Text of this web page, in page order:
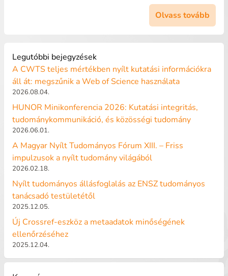
Olvass tovább
Legutóbbi bejegyzések
A CWTS teljes mértékben nyílt kutatási információkra
áll át: megszűnik a Web of Science használata
2026.08.04.
HUNOR Minikonferencia 2026: Kutatási integritás,
tudománykommunikáció, és közösségi tudomány
2026.06.01.
A Magyar Nyílt Tudományos Fórum XIII. – Friss
impulzusok a nyílt tudomány világából
2026.02.18.
Nyílt tudományos állásfoglalás az ENSZ tudományos
tanácsadó testületétől
2025.12.05.
Új Crossref-eszköz a metaadatok minőségének
ellenőrzéséhez
2025.12.04.